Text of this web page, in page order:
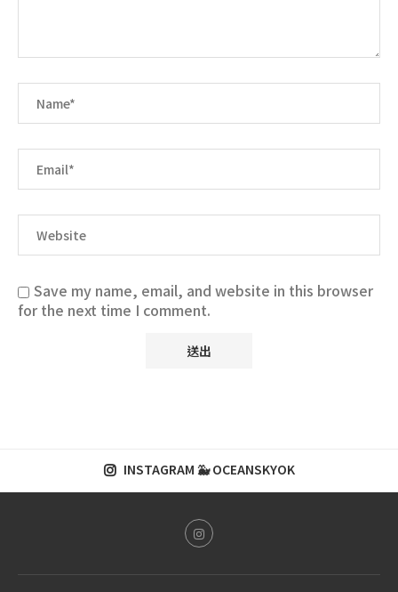
Save my name, email, and website in this browser
for the next time I comment.
INSTAGRAM 🐳 OCEANSKYOK